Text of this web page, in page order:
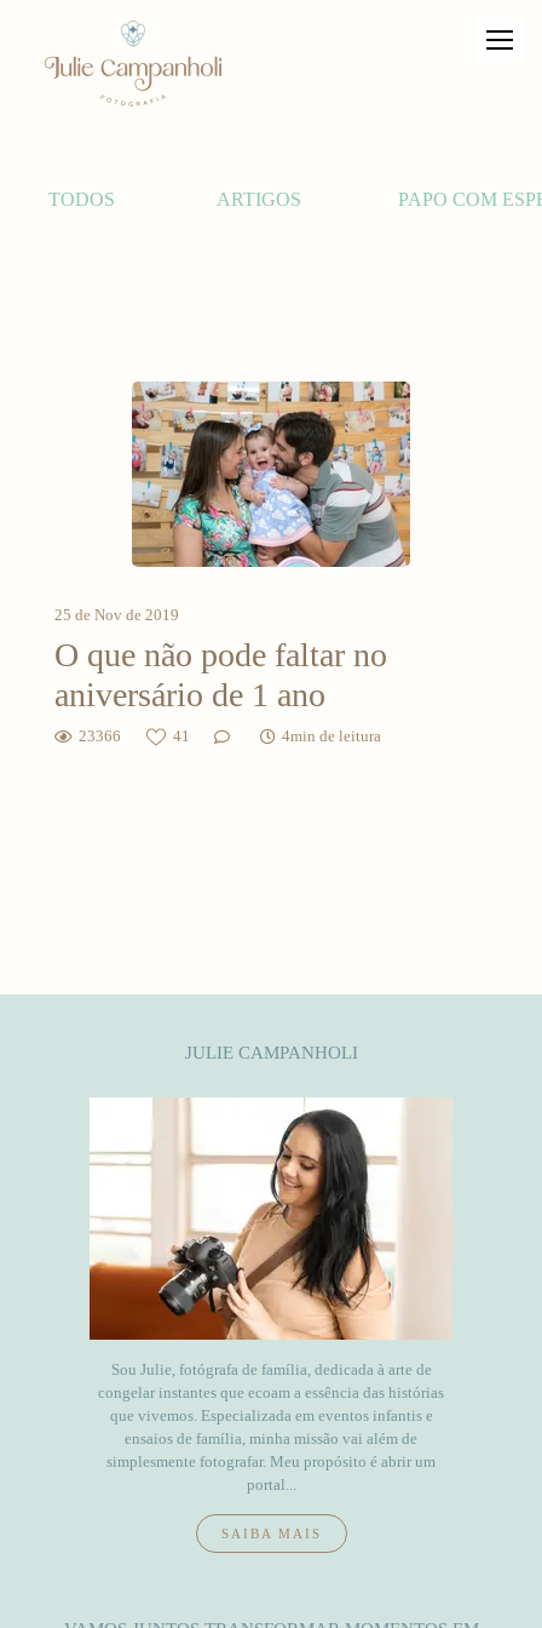
TODOS ARTIGOS PAPO COM
25 de Nov de 2019
O que não pode faltar no
aniversário de 1 ano
23366 41 4min de leitura
JULIE CAMPANHOLI
Sou Julie, fotógrafa de família, dedicada à arte de
congelar instantes que ecoam a essência das histórias
que vivemos. Especializada em eventos infantis e
ensaios de família, minha missão vai além de
simplesmente fotografar. Meu propósito é abrir um
portal...
SAIBA MAIS